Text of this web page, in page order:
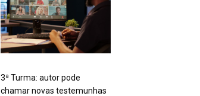
3ª Turma: autor pode
chamar novas testemunhas